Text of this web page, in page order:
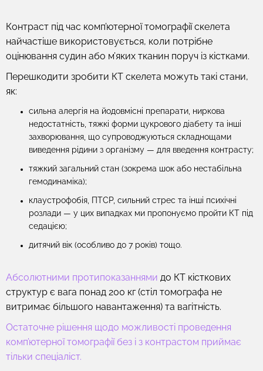
Контраст під час комп’ютерної томографії скелета
найчастіше використовується, коли потрібне
оцінювання судин або м’яких тканин поруч із кістками.
Перешкодити зробити КТ скелета можуть такі стани,
як:
сильна алергія на йодовмісні препарати, ниркова
недостатність, тяжкі форми цукрового діабету та інші
захворювання, що супроводжуються складнощами
виведення рідини з організму — для введення контрасту;
тяжкий загальний стан (зокрема шок або нестабільна
гемодинаміка);
клаустрофобія, ПТСР, сильний стрес та інші психічні
розлади — у цих випадках ми пропонуємо пройти КТ під
седацією;
дитячий вік (особливо до 7 років) тощо.
Абсолютними протипоказаннями до КТ кісткових
структур є вага понад 200 кг (стіл томографа не
витримає більшого навантаження) та вагітність.
Остаточне рішення щодо можливості проведення
комп’ютерної томографії без і з контрастом приймає
тільки спеціаліст.